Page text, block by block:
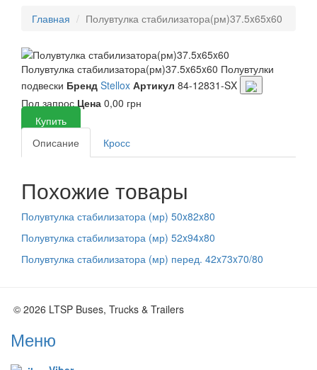
Главная
Полувтулка стабилизатора(рм)37.5x65x60
Полувтулка стабилизатора(рм)37.5x65x60 Полувтулки
подвески Бренд Stellox Артикул 84-12831-SX
Под запрос Цена 0,00 грн
Купить
Описание
Кросс
Похожие товары
Полувтулка стабилизатора (мр) 50x82x80
Полувтулка стабилизатора (мр) 52x94x80
Полувтулка стабилизатора (мр) перед. 42x73x70/80
© 2026 LTSP Buses, Trucks & Trailers
Меню